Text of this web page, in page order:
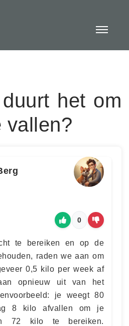
het om
vallen?
0
te bereiken en op de
raden we aan om
0,5 kilo per week af
opnieuw uit van het
je weegt 80
8 kilo afvallen om je
72 kilo te bereiken.